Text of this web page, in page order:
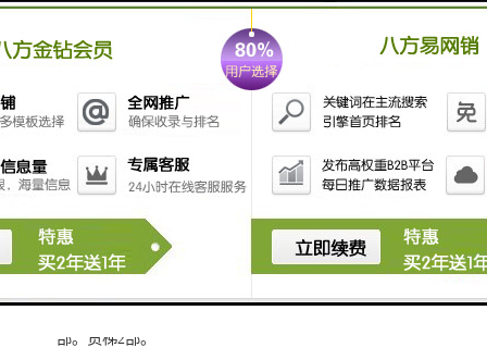
地定位为深圳湾总部商务区，整个区域定向面向央企500
驻80余家总部机构，目前已有阿里巴巴、中建钢构、中
海油、中铁、中国航天、联想等18家总部企业进驻。
大厦地上34层。地下3层。大堂高：12米，电梯：客梯12
部。货梯2部。